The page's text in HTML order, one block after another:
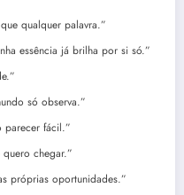
qualquer palavra.”
essência já brilha por si só.”
só observa.”
parecer fácil.”
chegar.”
próprias oportunidades.”